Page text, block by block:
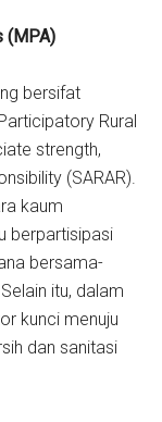
(MPA)
bersifat
Rural
strength,
(SARAR).
kaum
berpartisipasi
bersama-
itu, dalam
kunci menuju
dan sanitasi